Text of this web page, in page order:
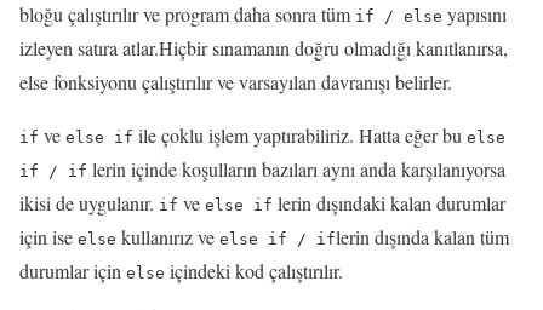
bloğu çalıştırılır ve program daha sonra tüm if / else yapısını
izleyen satıra atlar.Hiçbir sınamanın doğru olmadığı kanıtlanırsa,
else fonksiyonu çalıştırılır ve varsayılan davranışı belirler.
if ve else if ile çoklu işlem yaptırabiliriz. Hatta eğer bu else
if / if lerin içinde koşulların bazıları aynı anda karşılanıyorsa
ikisi de uygulanır. if ve else if lerin dışındaki kalan durumlar
için ise else kullanırız ve else if / iflerin dışında kalan tüm
durumlar için else içindeki kod çalıştırılır.